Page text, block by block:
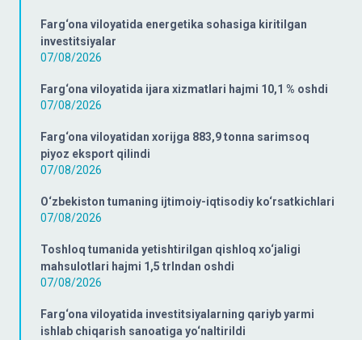
Farg‘ona viloyatida energetika sohasiga kiritilgan
investitsiyalar
07/08/2026
Farg‘ona viloyatida ijara xizmatlari hajmi 10,1 % oshdi
07/08/2026
Farg‘ona viloyatidan xorijga 883,9 tonna sarimsoq
piyoz eksport qilindi
07/08/2026
O‘zbekiston tumaning ijtimoiy-iqtisodiy ko‘rsatkichlari
07/08/2026
Toshloq tumanida yetishtirilgan qishloq xo‘jaligi
mahsulotlari hajmi 1,5 trlndan oshdi
07/08/2026
Farg‘ona viloyatida investitsiyalarning qariyb yarmi
ishlab chiqarish sanoatiga yo‘naltirildi